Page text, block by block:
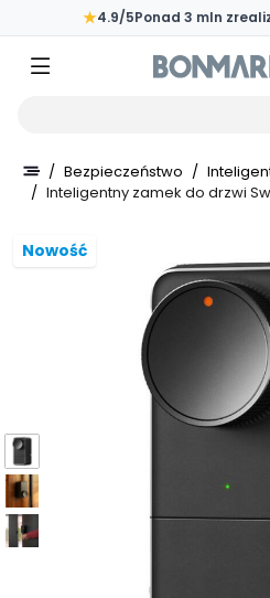
Przejdź do głównej zawartości strony
★4.9/5Ponad 3 mln
/ Bezpieczeństwo /
/ Inteligentny zamek do drzwi
Nowość